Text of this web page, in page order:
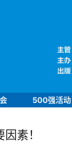
500强活动
素！